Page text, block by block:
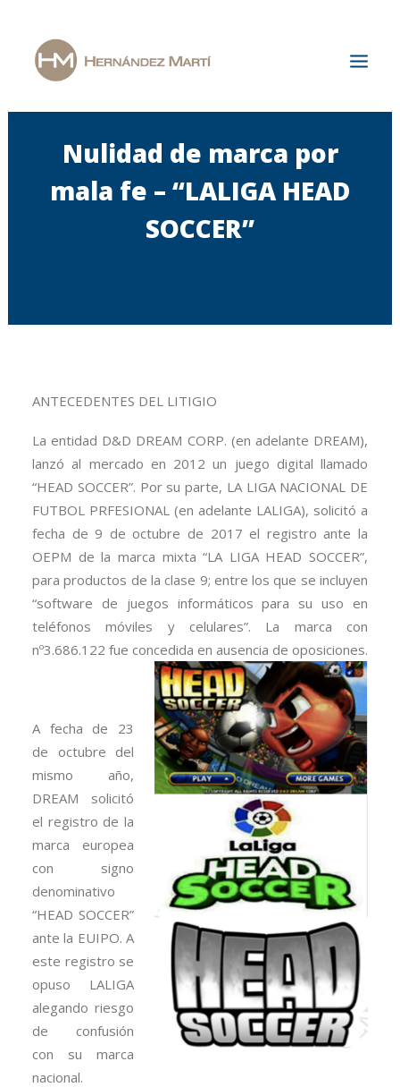
Inicio
La Firma
Áreas de Especialización
Nulidad de marca por
mala fe – “LALIGA HEAD
SOCCER”
ANTECEDENTES DEL LITIGIO
La entidad D&D DREAM CORP. (en adelante DREAM),
lanzó al mercado en 2012 un juego digital llamado
“HEAD SOCCER”. Por su parte, LA LIGA NACIONAL DE
FUTBOL PRFESIONAL (en adelante LALIGA), solicitó a
fecha de 9 de octubre de 2017 el registro ante la
OEPM de la marca mixta “LA LIGA HEAD SOCCER”,
para productos de la clase 9; entre los que se incluyen
“software de juegos informáticos para su uso en
teléfonos móviles y celulares”. La marca con
nº3.686.122 fue concedida en ausencia de oposiciones.
A fecha de 23
de octubre del
mismo año,
DREAM solicitó
el registro de la
marca europea
con signo
denominativo
“HEAD SOCCER”
ante la EUIPO. A
este registro se
opuso LALIGA
alegando riesgo
de confusión
con su marca
nacional.